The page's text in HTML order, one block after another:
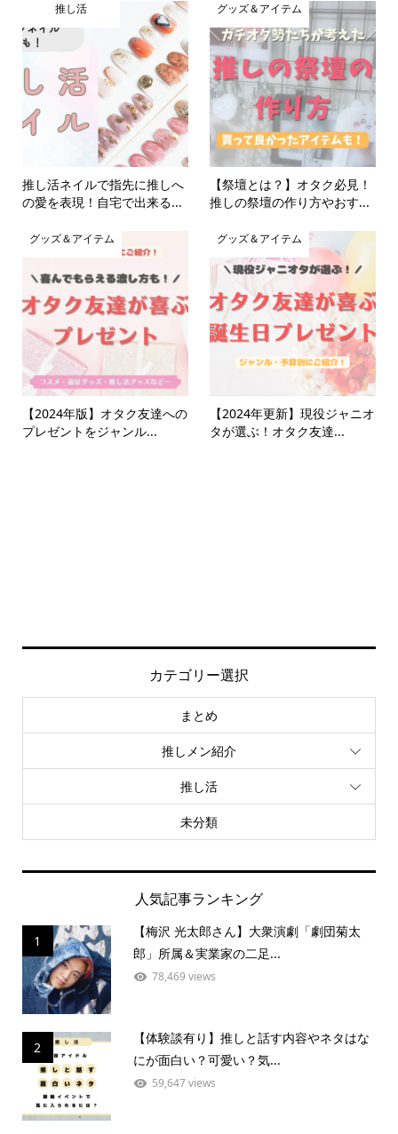
推し活
推し活ネイルで指先に推しへ
の愛を表現！自宅で出来る...
グッズ＆アイテム
【祭壇とは？】オタク必見！
推しの祭壇の作り方やおす...
グッズ＆アイテム
【2024年版】オタク友達への
プレゼントをジャンル...
グッズ＆アイテム
【2024年更新】現役ジャニオ
タが選ぶ！オタク友達...
カテゴリー選択
まとめ
推しメン紹介
推し活
未分類
人気記事ランキング
1
【梅沢 光太郎さん】大衆演劇「劇団菊太
郎」所属＆実業家の二足...
78,469 views
2
【体験談有り】推しと話す内容やネタはな
にが面白い？可愛い？気...
59,647 views